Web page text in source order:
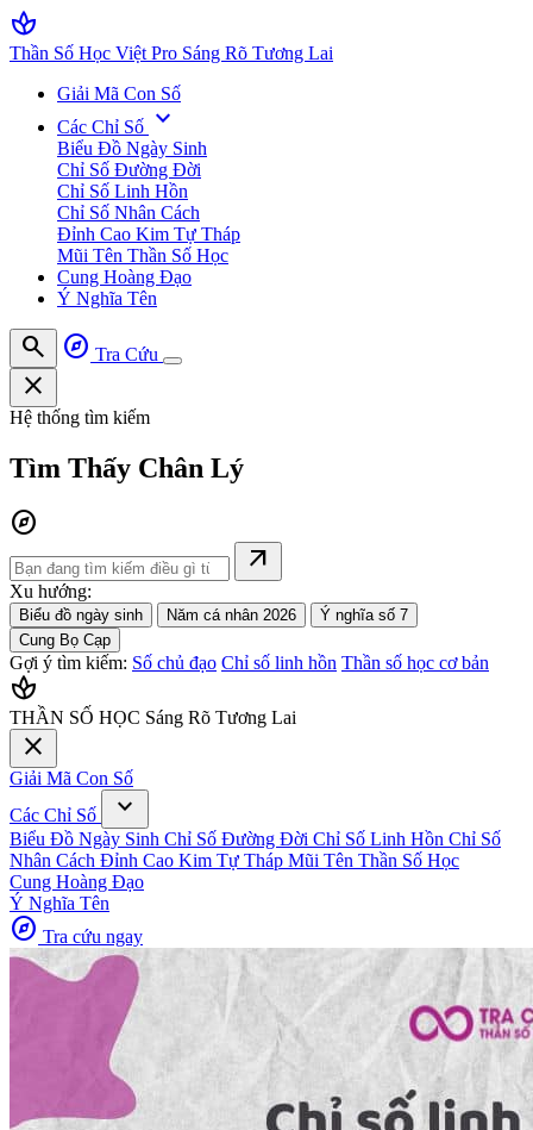
spa
Thần Số Học Việt Pro Sáng Rõ Tương Lai
Giải Mã Con Số
Các Chỉ Số expand_more
Biểu Đồ Ngày Sinh
Chỉ Số Đường Đời
Chỉ Số Linh Hồn
Chỉ Số Nhân Cách
Đỉnh Cao Kim Tự Tháp
Mũi Tên Thần Số Học
Cung Hoàng Đạo
Ý Nghĩa Tên
search explore Tra Cứu
close
Hệ thống tìm kiếm
Tìm Thấy Chân Lý
explore
arrow_outward
Xu hướng:
Biểu đồ ngày sinh Năm cá nhân 2026
Ý nghĩa số 7
Cung Bọ Cạp
Gợi ý tìm kiếm: Số chủ đạo Chỉ số linh hồn Thần số học cơ bản
spa
THẦN SỐ HỌC Sáng Rõ Tương Lai
close
Giải Mã Con Số
Các Chỉ Số
expand_more
Biểu Đồ Ngày Sinh Chỉ Số Đường Đời Chỉ Số Linh Hồn Chỉ Số
Nhân Cách Đỉnh Cao Kim Tự Tháp Mũi Tên Thần Số Học
Cung Hoàng Đạo
Ý Nghĩa Tên
explore Tra cứu ngay